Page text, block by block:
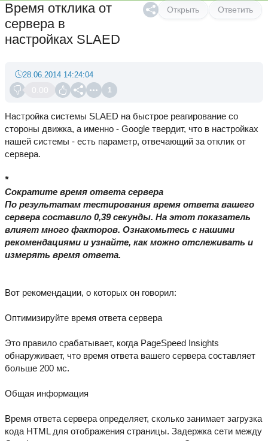
Открыть Ответить
Время отклика от
сервера в
настройках SLAED
0.00 1
28.06.2014 14:24:04
Настройка системы SLAED на быстрое реагирование со
стороны движка, а именно - Google твердит, что в настройках
нашей системы - есть параметр, отвечающий за отклик от
сервера.
*
Сократите время ответа сервера
По результатам тестирования время ответа вашего
сервера составило 0,39 секунды. На этот показатель
влияет много факторов. Ознакомьтесь с нашими
рекомендациями и узнайте, как можно отслеживать и
измерять время ответа.
Вот рекомендации, о которых он говорил:
Оптимизируйте время ответа сервера
Это правило срабатывает, когда PageSpeed Insights
обнаруживает, что время ответа вашего сервера составляет
больше 200 мс.
Общая информация
Время ответа сервера определяет, сколько занимает загрузка
кода HTML для отображения страницы. Задержка сети между